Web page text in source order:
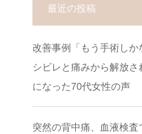
最近の投稿
改善事例「もう手術し
シビレと痛みから解放さ
になった70代女性の声
突然の背中痛、血液検